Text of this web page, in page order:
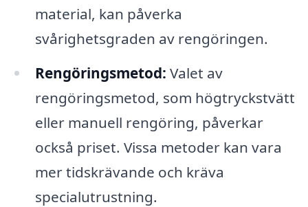
material, kan påverka
svårighetsgraden av rengöringen.
Rengöringsmetod: Valet av
rengöringsmetod, som högtryckstvätt
eller manuell rengöring, påverkar
också priset. Vissa metoder kan vara
mer tidskrävande och kräva
specialutrustning.